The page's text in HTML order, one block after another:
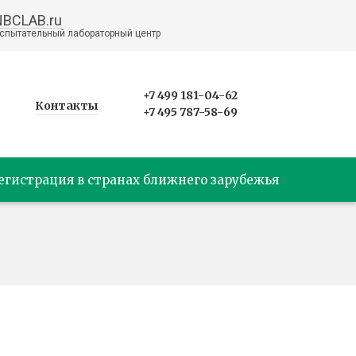
лабораторный центр
Контакты
+7 499 181-04-62
+7 495 787-58-69
в странах ближнего зарубежья